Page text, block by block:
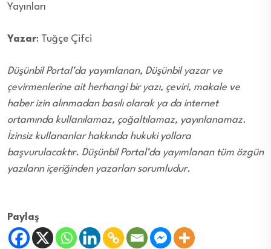
Yayınları
Yazar: Tuğçe Çifci
Düşünbil Portal’da yayımlanan, Düşünbil yazar ve
çevirmenlerine ait herhangi bir yazı, çeviri, makale ve
haber izin alınmadan basılı olarak ya da internet
ortamında kullanılamaz, çoğaltılamaz, yayınlanamaz.
İzinsiz kullananlar hakkında hukuki yollara
başvurulacaktır. Düşünbil Portal’da yayımlanan tüm özgün
yazıların içeriğinden yazarları sorumludur.
Paylaş